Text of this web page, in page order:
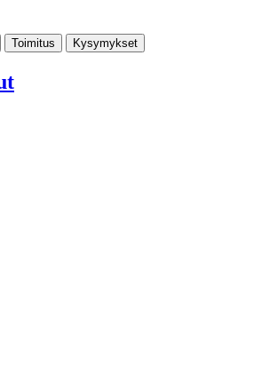
Toimitus Kysymykset